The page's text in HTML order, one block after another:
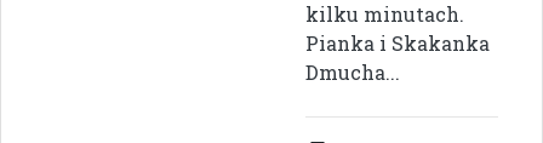
kilku minutach.
Pianka i Skakanka
Dmucha...